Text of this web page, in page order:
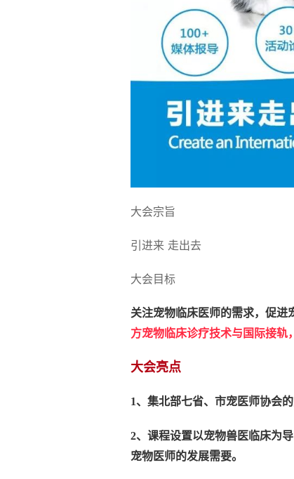
大会宗旨
引进来 走出去
大会目标
关注宠物临床医师的需求，促进
方宠物临床诊疗技术与国际接轨
大会亮点
1、集北部七省、市宠医师协会
2、课程设置以宠物兽医临床为
宠物医师的发展需要。